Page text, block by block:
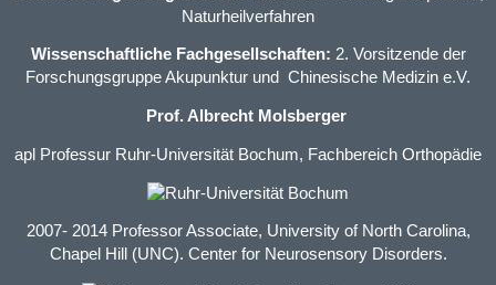
Naturheilverfahren
Wissenschaftliche Fachgesellschaften: 2. Vorsitzende der
Forschungsgruppe Akupunktur und Chinesische Medizin e.V.
Prof. Albrecht Molsberger
apl Professur Ruhr-Universität Bochum, Fachbereich Orthopädie
2007- 2014 Professor Associate, University of North Carolina,
Chapel Hill (UNC). Center for Neurosensory Disorders.